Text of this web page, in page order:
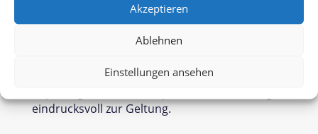
Akzeptieren
Ablehnen
Einstellungen ansehen
ist Antonia in Jeans und
Overknees zu sehen – lässig und zugleich
Septemberpräsentiert sie den
353. In schwarzer Lederleggings und weißem
eindrucksvoll zur Geltung.